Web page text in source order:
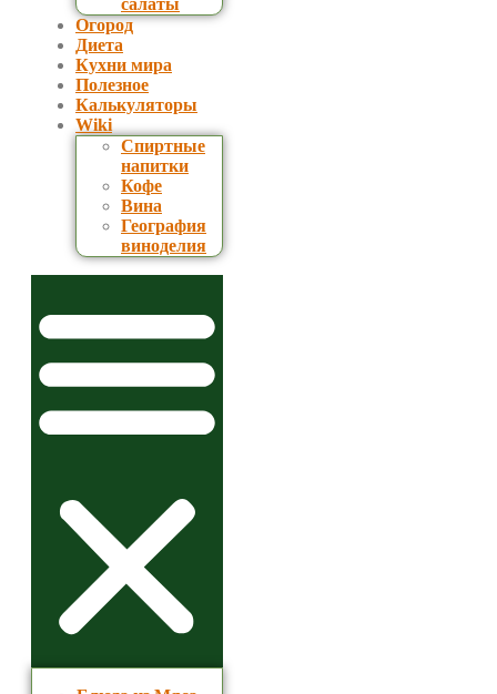
салаты
Огород
Диета
Кухни мира
Полезное
Калькуляторы
Wiki
Спиртные
напитки
Кофе
Вина
География
виноделия